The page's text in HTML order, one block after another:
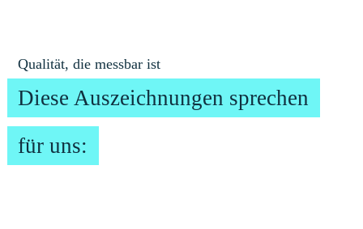
Qualität, die messbar ist
Diese Auszeichnungen sprechen
für uns: